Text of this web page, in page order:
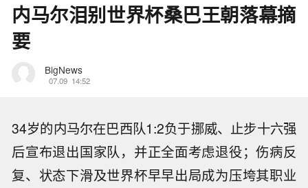
内马尔泪别世界杯桑巴王朝落幕摘
要
BigNews
07.09 14:52
34岁的内马尔在巴西队1:2负于挪威、止步十六强
后宣布退出国家队，并正全面考虑退役；伤病反
复、状态下滑及世界杯早早出局成为压垮其职业